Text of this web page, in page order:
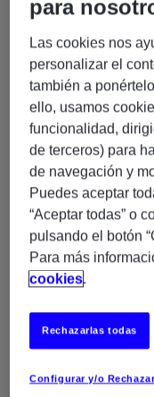
World Wide
estándar
accesibilidad
superar sus
AA.
Si tiene
cualquier parte
accesibilidad
o funcionalidad
para
Las cookies nos
personalizar el
también a
ello, usamos
funcionalidad,
de terceros) para
de navegación y
Puedes aceptar
“Aceptar todas” o
pulsando el botón
Para más
cookies.
Configurar y/o
Rechazarlas todas